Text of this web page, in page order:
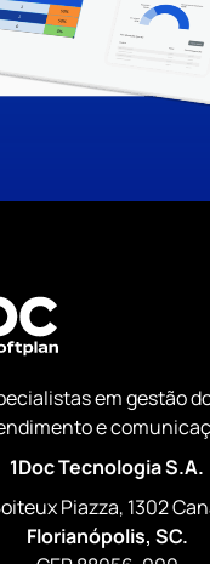
em gestão
e
1Doc Tecnologia S.A.
Piazza, 1302
Florianópolis, SC.